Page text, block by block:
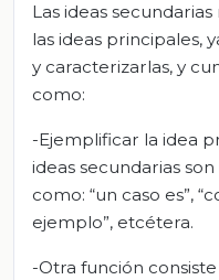
Las ideas
las ideas principales,
y caracterizarlas, y
como:
-Ejemplificar la idea
ideas secundarias
como: “un caso es”,
ejemplo”, etcétera.
-Otra función